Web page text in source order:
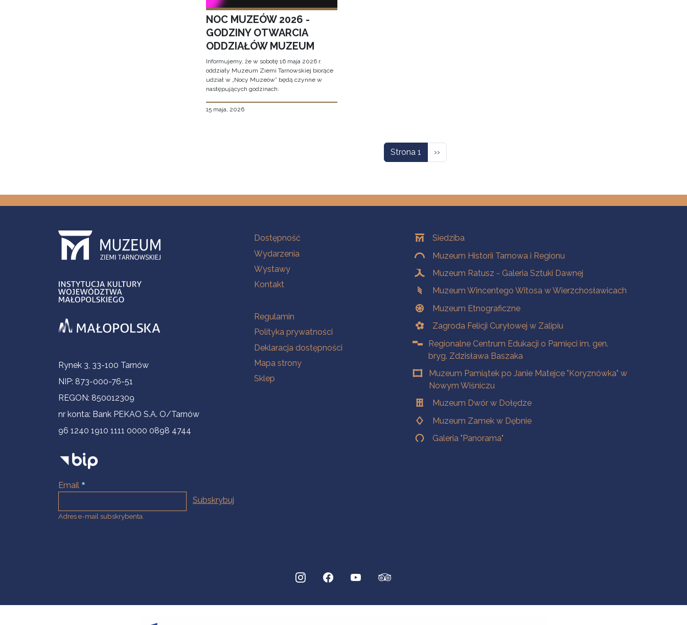
NOC MUZEÓW 2026 -
GODZINY OTWARCIA
ODDZIAŁÓW MUZEUM
Informujemy, że w sobotę 16 maja 2026 r.
oddziały Muzeum Ziemi Tarnowskiej biorące
udział w „Nocy Muzeów” będą czynne w
następujących godzinach:
15 maja, 2026
Strona 1 Następna strona
››
Informacje kontaktowe
Rynek 3, 33-100 Tarnów
NIP: 873-000-76-51
REGON: 850012309
nr konta: Bank PEKAO S.A. O/Tarnów
96 1240 1910 1111 0000 0898 4744
Email
Adres e-mail subskrybenta.
Na skróty
Dostępność
Wydarzenia
Wystawy
Kontakt
Na skróty
Regulamin
Polityka prywatności
Deklaracja dostępności
Mapa strony
Sklep
OddziałySiedziba
Muzeum Historii Tarnowa i Regionu
Muzeum Ratusz - Galeria Sztuki Dawnej
Muzeum Wincentego Witosa w Wierzchosławicach
Muzeum Etnograficzne
Zagroda Felicji Curyłowej w Zalipiu
Regionalne Centrum Edukacji o Pamięci im. gen.
bryg. Zdzisława Baszaka
Muzeum Pamiątek po Janie Matejce "Koryznówka" w
Nowym Wiśniczu
Muzeum Dwór w Dołędze
Muzeum Zamek w Dębnie
Galeria "Panorama"